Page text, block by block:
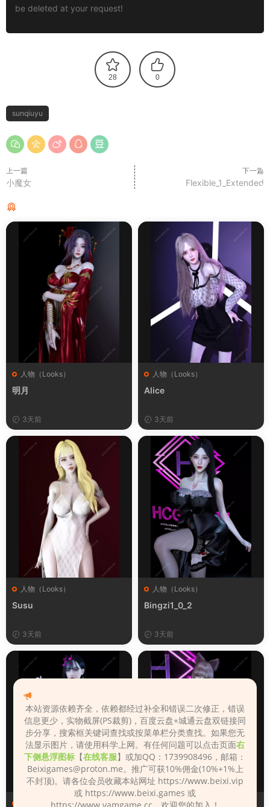
be deleted at your request!
28 0
sunqiuyu
上一篇
小魔女
下一篇
Flexible_1_Extended
人物（Looks）
明月
3天前
人物（Looks）
Alice
3天前
人物（Looks）
Susu
3天前
人物（Looks）
Bingzi1_0_2
3天前
人物（Looks） 人物（Looks）
本站资源依赖齐全，依赖都经过补全和错误二次修正，错误
信息更少，实物截屏(PS裁剪)，百度云盘+城通云盘双链接同
步分享，搜索框关键词查找或按菜单栏分类查找。如果您无
法显示图片，请使用科学上网。有任何问题可以点击页面右
下侧悬浮图标 【在线客服】或加QQ：1739908496，邮箱：
Beixigames@proton.me。推广可获10%佣金(10%+1%上
不封顶)。请各位会员收藏本站网址 https://www.beixi.vip
或 https://www.beixi.games 或